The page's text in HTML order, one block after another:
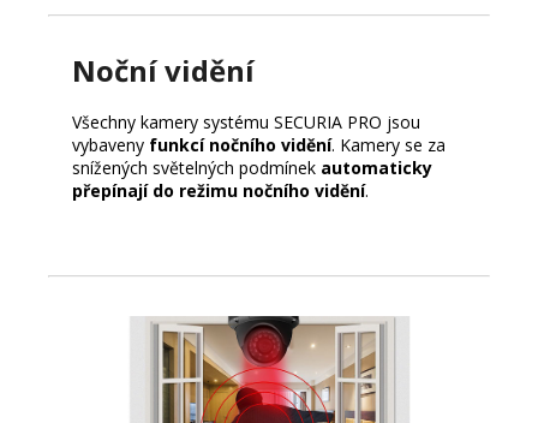
Noční vidění
Všechny kamery systému SECURIA PRO jsou
vybaveny funkcí nočního vidění. Kamery se za
snížených světelných podmínek automaticky
přepínají do režimu nočního vidění.